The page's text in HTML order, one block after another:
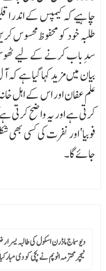
چاہیے کہ کیمپس کے اندر
طلبہ خود کو محفوظ محسوس
سدِ باب کرنے کے لیے
بیان میں مزید کہا گیا ہے کہ
علم عفان اور اس کے اہل
کرتی ہے اور یہ واضح کرتی
فوبیا‘ اور نفرت کی کسی
جائے گا۔
دیو سماج ماڈرن اسکول کی طالبہ
ٹیچرمحترمہ انوپم نے بچی کو دی